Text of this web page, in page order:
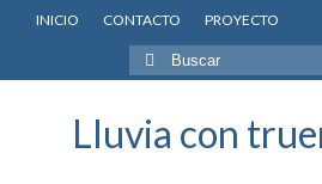
INICIO CONTACTO PROYECTO
Buscar
por:
Lluvia con